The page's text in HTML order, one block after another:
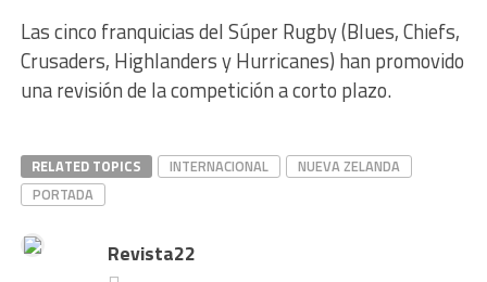
Las cinco franquicias del Súper Rugby (Blues, Chiefs,
Crusaders, Highlanders y Hurricanes) han promovido
una revisión de la competición a corto plazo.
RELATED TOPICS INTERNACIONAL
NUEVA ZELANDA
PORTADA
Revista22